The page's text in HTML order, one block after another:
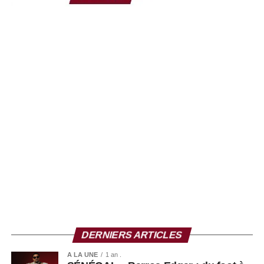
DERNIERS ARTICLES
A LA UNE 1 an .